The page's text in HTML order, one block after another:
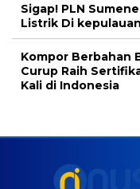
Sigap! PLN
Listrik Di
Kompor Berbahan
Curup Raih
Kali di Indonesia